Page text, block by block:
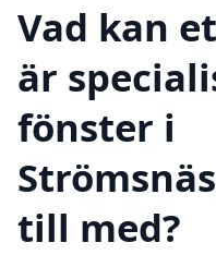
Vad kan
är
fönster i
till med?